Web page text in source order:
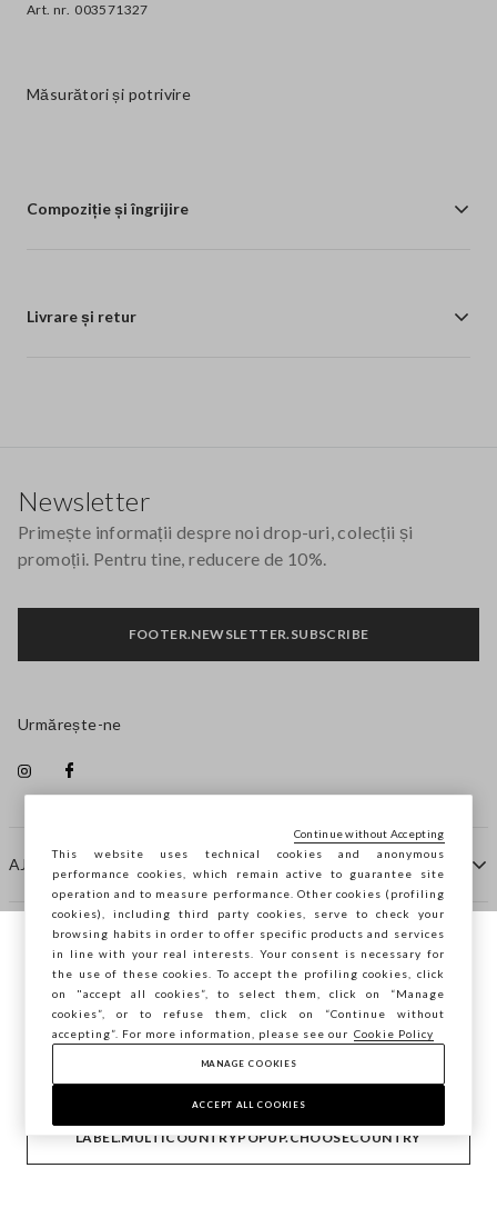
Art. nr. 003571327
Măsurători și potrivire
Compoziție și îngrijire
Livrare și retur
AJUTOR
COMPANIE
CONTACTE
Newsletter
Primește informații despre noi drop-uri, colecții și
promoții. Pentru tine, reducere de 10%.
FOOTER.NEWSLETTER.SUBSCRIBE
Urmărește-ne
Copyright © Ovs S.p.A. P.Iva 04240010274 - Cap. Soc.
290.923.470 -2.4.0
Navighezi pe STEFANEL Italia, vrei să
salvezi locația ta?
CONFIRMĂ
LABEL.MULTICOUNTRYPOPUP.CHOOSECOUNTRY
footer.item.country România
This website uses technical cookies and anonymous
performance cookies, which remain active to guarantee site
operation and to measure performance. Other cookies (profiling
cookies), including third party cookies, serve to check your
browsing habits in order to offer specific products and services
in line with your real interests. Your consent is necessary for
the use of these cookies. To accept the profiling cookies, click
on "accept all cookies”, to select them, click on “Manage
cookies”, or to refuse them, click on “Continue without
accepting”. For more information, please see our Cookie Policy
MANAGE COOKIES
ACCEPT ALL COOKIES
Continue without Accepting